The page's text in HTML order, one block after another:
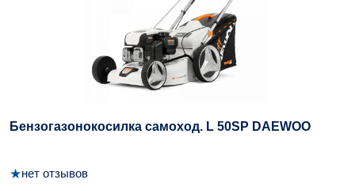
Бензогазонокосилка самоход. L 50SP DAEWOO
★нет отзывов